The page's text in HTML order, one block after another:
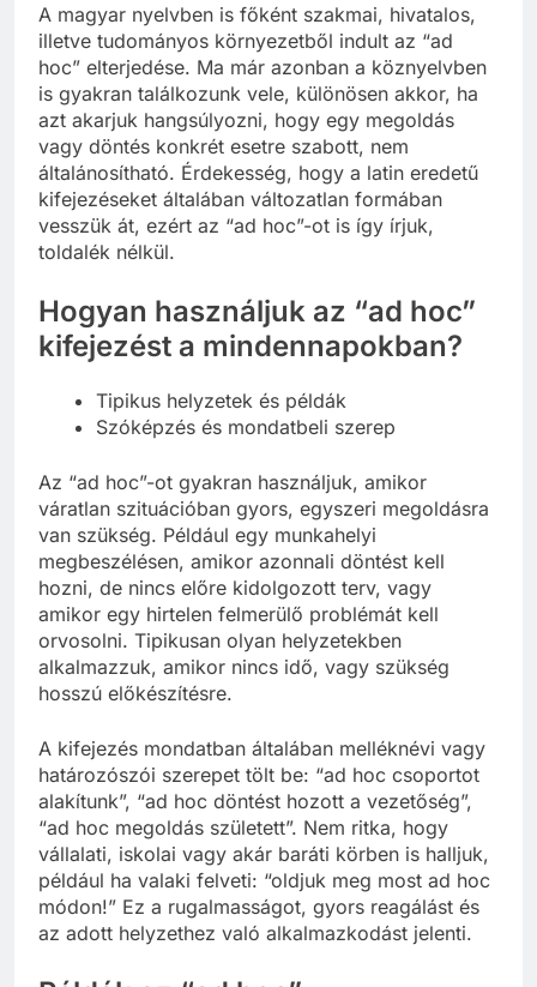
A magyar nyelvben is főként szakmai, hivatalos,
illetve tudományos környezetből indult az “ad
hoc” elterjedése. Ma már azonban a köznyelvben
is gyakran találkozunk vele, különösen akkor, ha
azt akarjuk hangsúlyozni, hogy egy megoldás
vagy döntés konkrét esetre szabott, nem
általánosítható. Érdekesség, hogy a latin eredetű
kifejezéseket általában változatlan formában
vesszük át, ezért az “ad hoc”-ot is így írjuk,
toldalék nélkül.
Hogyan használjuk az “ad hoc”
kifejezést a mindennapokban?
Tipikus helyzetek és példák
Szóképzés és mondatbeli szerep
Az “ad hoc”-ot gyakran használjuk, amikor
váratlan szituációban gyors, egyszeri megoldásra
van szükség. Például egy munkahelyi
megbeszélésen, amikor azonnali döntést kell
hozni, de nincs előre kidolgozott terv, vagy
amikor egy hirtelen felmerülő problémát kell
orvosolni. Tipikusan olyan helyzetekben
alkalmazzuk, amikor nincs idő, vagy szükség
hosszú előkészítésre.
A kifejezés mondatban általában melléknévi vagy
határozószói szerepet tölt be: “ad hoc csoportot
alakítunk”, “ad hoc döntést hozott a vezetőség”,
“ad hoc megoldás született”. Nem ritka, hogy
vállalati, iskolai vagy akár baráti körben is halljuk,
például ha valaki felveti: “oldjuk meg most ad hoc
módon!” Ez a rugalmasságot, gyors reagálást és
az adott helyzethez való alkalmazkodást jelenti.